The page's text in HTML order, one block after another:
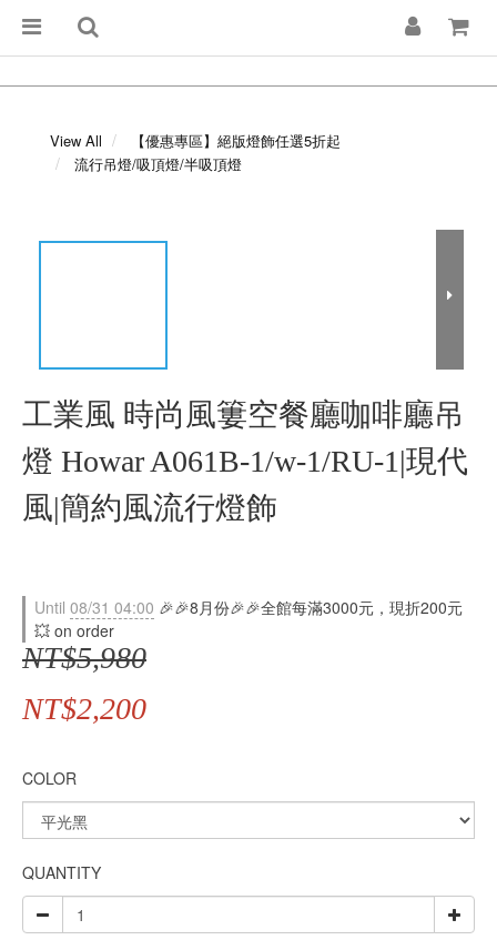
View All
【優惠專區】絕版燈飾任選5折起
流行吊燈/吸頂燈/半吸頂燈
工業風 時尚風簍空餐廳咖啡廳吊
燈 Howar A061B-1/w-1/RU-1|現代
風|簡約風流行燈飾
Until 08/31 04:00 🎉🎉8月份🎉🎉全館每滿3000元，現折200元
💥 on order
NT$5,980
NT$2,200
COLOR
QUANTITY